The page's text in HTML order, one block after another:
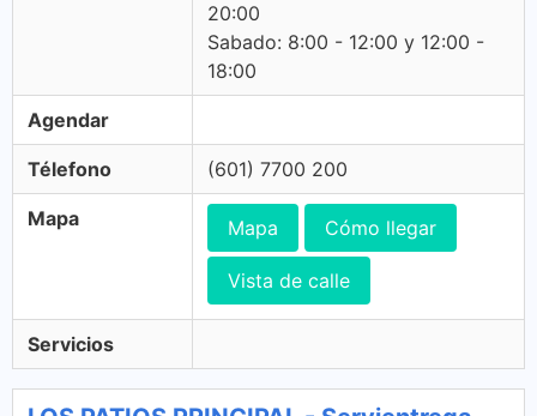
20:00
Sabado: 8:00 - 12:00 y 12:00 -
18:00
Agendar
Télefono (601) 7700 200
Mapa Mapa Cómo llegar
Vista de calle
Servicios